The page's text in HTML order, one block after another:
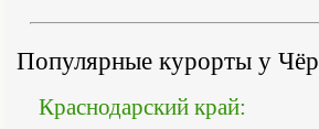
Популярные курорты у
Краснодарский край: